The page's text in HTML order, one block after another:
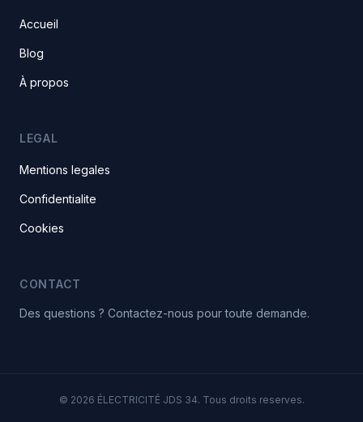
Accueil
Blog
À propos
LEGAL
Mentions legales
Confidentialite
Cookies
CONTACT
Des questions ? Contactez-nous pour toute demande.
© 2026 ÉLECTRICITÉ JDS 34. Tous droits reserves.